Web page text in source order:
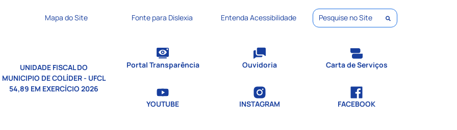
de acessibilidade
Mapa do Site Fonte para Dislexia Entenda Acessibilidade
Pesquisar
UNIDADE FISCAL DO
MUNICIPIO DE COLÍDER - UFCL
54,89 EM EXERCÍCIO 2026
Portal Transparência Ouvidoria Carta de Serviços
YOUTUBE INSTAGRAM FACEBOOK